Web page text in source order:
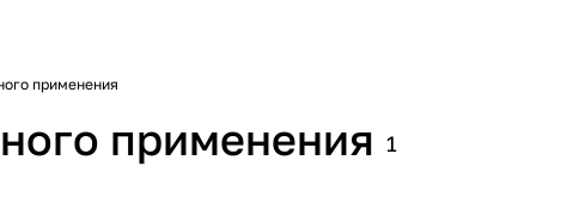
применения
применения 1